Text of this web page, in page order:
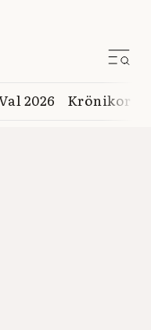
2026 Krönikor